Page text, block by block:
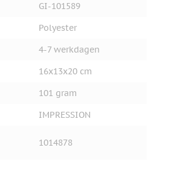
GI-101589
Polyester
4-7 werkdagen
16x13x20 cm
101 gram
IMPRESSION
1014878